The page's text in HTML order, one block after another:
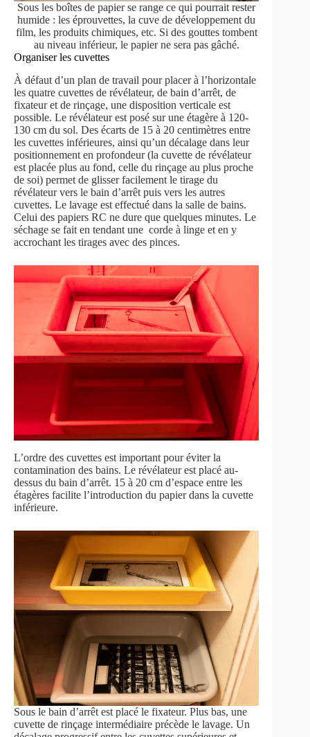
Sous les boîtes de papier se range ce qui pourrait rester
humide : les éprouvettes, la cuve de développement du
film, les produits chimiques, etc. Si des gouttes tombent
au niveau inférieur, le papier ne sera pas gâché.
Organiser les cuvettes
À défaut d’un plan de travail pour placer à l’horizontale
les quatre cuvettes de révélateur, de bain d’arrêt, de
fixateur et de rinçage, une disposition verticale est
possible. Le révélateur est posé sur une étagère à 120-
130 cm du sol. Des écarts de 15 à 20 centimètres entre
les cuvettes inférieures, ainsi qu’un décalage dans leur
positionnement en profondeur (la cuvette de révélateur
est placée plus au fond, celle du rinçage au plus proche
de soi) permet de glisser facilement le tirage du
révélateur vers le bain d’arrêt puis vers les autres
cuvettes. Le lavage est effectué dans la salle de bains.
Celui des papiers RC ne dure que quelques minutes. Le
séchage se fait en tendant une corde à linge et en y
accrochant les tirages avec des pinces.
L’ordre des cuvettes est important pour éviter la
contamination des bains. Le révélateur est placé au-
dessus du bain d’arrêt. 15 à 20 cm d’espace entre les
étagères facilite l’introduction du papier dans la cuvette
inférieure.
Sous le bain d’arrêt est placé le fixateur. Plus bas, une
cuvette de rinçage intermédiaire précède le lavage. Un